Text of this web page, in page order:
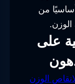
من
على
الوزن